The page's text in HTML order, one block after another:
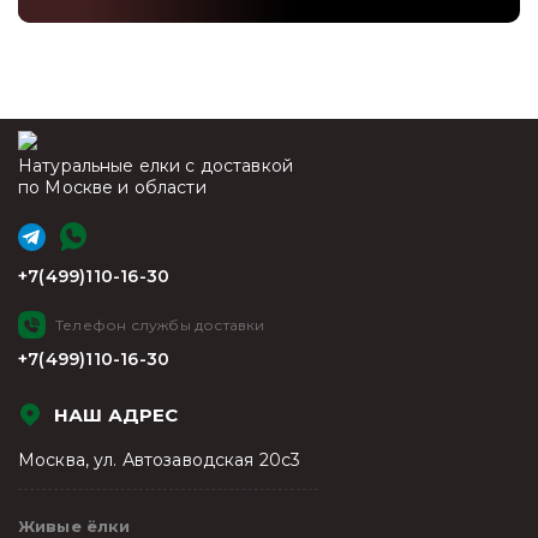
Натуральные елки с доставкой
по Москве и области
+7(499)110-16-30
Телефон службы доставки
+7(499)110-16-30
Живые ёлки
НАШ АДРЕС
Москва, ул. Автозаводская 20с3